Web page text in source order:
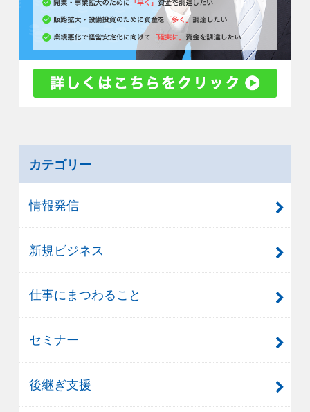
カテゴリー
情報発信
新規ビジネス
仕事にまつわること
セミナー
後継ぎ支援